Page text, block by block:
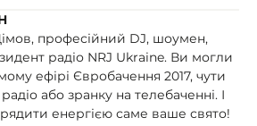
професійний DJ, шоумен,
радіо NRJ Ukraine. Ви могли
ефірі Євробачення 2017, чути
або зранку на телебаченні. І
енергією саме ваше свято!